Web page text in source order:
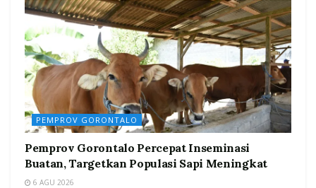
PEMPROV GORONTALO
Pemprov Gorontalo Percepat Inseminasi
Buatan, Targetkan Populasi Sapi Meningkat
6 AGU 2026